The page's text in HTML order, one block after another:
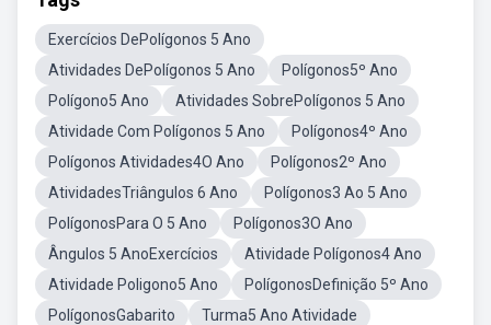
Exercícios DePolígonos 5 Ano
Atividades DePolígonos 5 Ano
Polígonos5º Ano
Polígono5 Ano
Atividades SobrePolígonos 5 Ano
Atividade Com Polígonos 5 Ano
Polígonos4º Ano
Polígonos Atividades4O Ano
Polígonos2º Ano
AtividadesTriângulos 6 Ano
Polígonos3 Ao 5 Ano
PolígonosPara O 5 Ano
Polígonos3O Ano
Ângulos 5 AnoExercícios
Atividade Polígonos4 Ano
Atividade Poligono5 Ano
PolígonosDefinição 5º Ano
PolígonosGabarito
Turma5 Ano Atividade